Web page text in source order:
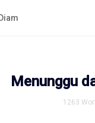
Menunggu
1263